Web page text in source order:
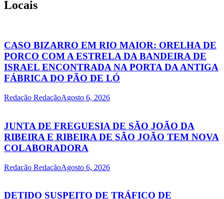
Locais
CASO BIZARRO EM RIO MAIOR: ORELHA DE
PORCO COM A ESTRELA DA BANDEIRA DE
ISRAEL ENCONTRADA NA PORTA DA ANTIGA
FÁBRICA DO PÃO DE LÓ
Redação RedaçãoAgosto 6, 2026
JUNTA DE FREGUESIA DE SÃO JOÃO DA
RIBEIRA E RIBEIRA DE SÃO JOÃO TEM NOVA
COLABORADORA
Redação RedaçãoAgosto 6, 2026
DETIDO SUSPEITO DE TRÁFICO DE